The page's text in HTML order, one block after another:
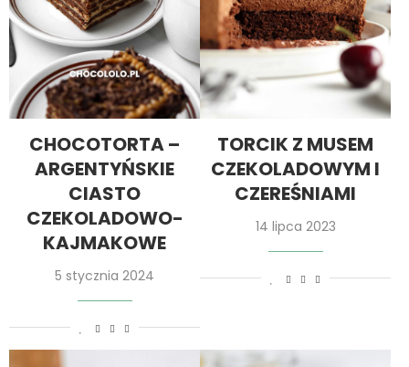
CHOCOTORTA –
ARGENTYŃSKIE
CIASTO
CZEKOLADOWO-
KAJMAKOWE
5 stycznia 2024
TORCIK Z MUSEM
CZEKOLADOWYM I
CZEREŚNIAMI
14 lipca 2023